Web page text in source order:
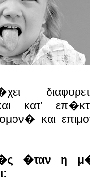
κατ’
και
�ταν η